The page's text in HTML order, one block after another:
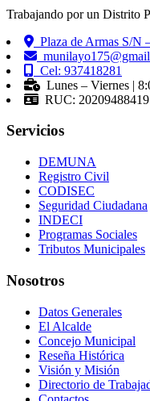
Trabajando por un Distrito
Plaza de Armas S/N
Cel: 937418281
Lunes – Viernes |
RUC: 20209488419
Servicios
DEMUNA
Registro Civil
CODISEC
Seguridad Ciudadana
INDECI
Programas Sociales
Tributos Municipales
Nosotros
Datos Generales
El Alcalde
Concejo Municipal
Reseña Histórica
Visión y Misión
Directorio de